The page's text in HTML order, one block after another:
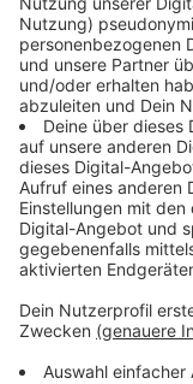
samstags und
Düsseldorfer
dafür gibt es
Anzeige
Mehr Links